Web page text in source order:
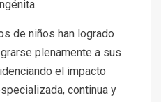
de niños han logrado
plenamente a sus
el impacto
continua y